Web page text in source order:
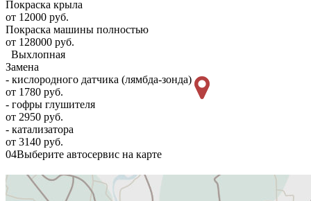
Покраска крыла
от 12000 руб.
Покраска машины полностью
от 128000 руб.
Выхлопная
Замена
- кислородного датчика (лямбда-зонда)
от 1780 руб.
- гофры глушителя
от 2950 руб.
- катализатора
от 3140 руб.
04Выберите автосервис на карте